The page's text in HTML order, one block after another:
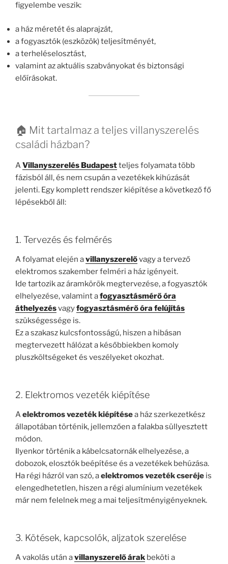
figyelembe veszik:
a ház méretét és alaprajzát,
a fogyasztók (eszközök) teljesítményét,
a terheléselosztást,
valamint az aktuális szabványokat és biztonsági
előírásokat.
🏠 Mit tartalmaz a teljes villanyszerelés
családi házban?
AVillanyszerelés Budapestteljes folyamata több
fázisból áll, és nem csupán a vezetékek kihúzását
jelenti. Egy komplett rendszer kiépítése a következő fő
lépésekből áll:
1. Tervezés és felmérés
A folyamat elején avillanyszerelővagy a tervező
elektromos szakember felméri a ház igényeit.
Ide tartozik az áramkörök megtervezése, a fogyasztók
elhelyezése, valamint afogyasztásmérő óra
áthelyezésvagyfogyasztásmérő óra felújítás
szükségessége is.
Ez a szakasz kulcsfontosságú, hiszen a hibásan
megtervezett hálózat a későbbiekben komoly
pluszköltségeket és veszélyeket okozhat.
2. Elektromos vezeték kiépítése
Aelektromos vezeték kiépítésea ház szerkezetkész
állapotában történik, jellemzően a falakba süllyesztett
módon.
Ilyenkor történik a kábelcsatornák elhelyezése, a
dobozok, elosztók beépítése és a vezetékek behúzása.
Ha régi házról van szó, aelektromos vezeték cseréje is
elengedhetetlen, hiszen a régi alumínium vezetékek
már nem felelnek meg a mai teljesítményigényeknek.
3. Kötések, kapcsolók, aljzatok szerelése
A vakolás után avillanyszerelő árak beköti a